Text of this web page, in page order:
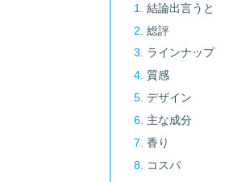
結論出言うと
総評
ラインナップ
質感
デザイン
主な成分
香り
コスパ